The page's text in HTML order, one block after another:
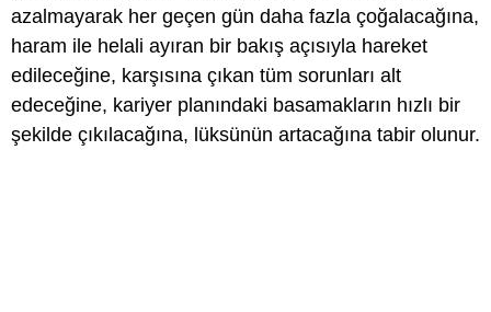
azalmayarak her geçen gün daha fazla çoğalacağına,
haram ile helali ayıran bir bakış açısıyla hareket
edileceğine, karşısına çıkan tüm sorunları alt
edeceğine, kariyer planındaki basamakların hızlı bir
şekilde çıkılacağına, lüksünün artacağına tabir olunur.